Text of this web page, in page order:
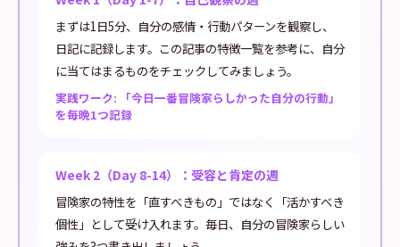
まずは1日5分、自分の感情・行動パターンを観察し、
日記に記録します。この記事の特徴一覧を参考に、自分
に当てはまるものをチェックしてみましょう。
実践ワーク: 「今日一番冒険家らしかった自分の行動」
を毎晩1つ記録
Week 2（Day 8-14）：受容と肯定の週
冒険家の特性を「直すべきもの」ではなく「活かすべき
個性」として受け入れます。毎日、自分の冒険家らしい